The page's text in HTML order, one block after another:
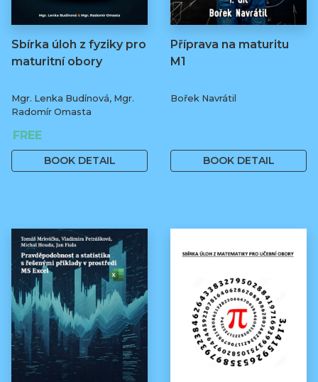
Sbírka úloh z fyziky pro
maturitní obory
Mgr. Lenka Budínová, Mgr.
Radomír Omasta
FREE
BOOK DETAIL
Příprava na maturitu
M1
Bořek Navrátil
BOOK DETAIL